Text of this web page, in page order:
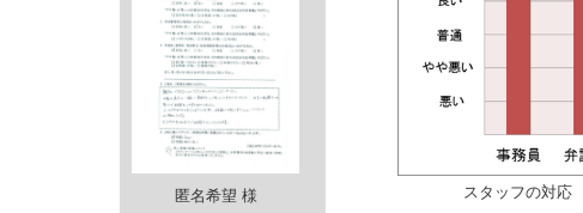
匿名希望 様 スタッフの対応